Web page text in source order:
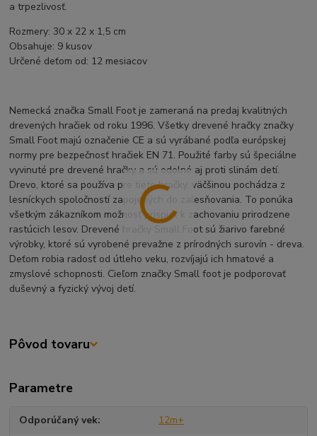
a trpezlivosť.
Rozmery: 30 x 22 x 1,5 cm
Obsahuje: 9 kusov
Určené deťom od: 12 mesiacov
Nemecká značka Small Foot je zameraná na predaj kvalitných
drevených hračiek od roku 1996. Všetky drevené hračky značky
Small Foot majú označenie CE a sú vyrábané podľa európskej
normy pre bezpečnosť hračiek EN 71. Použité farby sú špeciálne
vyvinuté pre drevené hračky a sú odolné aj proti slinám detí.
Drevo, ktoré sa používa pre tieto hračky, väčšinou pochádza z
lesníckych spoločností zapojených do zalesňovania. To ponúka
všetkým zákazníkom možnosť prispieť k zachovaniu prirodzene
rastúcich lesov. Drevené hračky Small Foot sú žiarivo farebné
výrobky, ktoré sú vyrobené prevažne z prírodných surovín - dreva.
Deťom robia radosť od útleho veku, rozvíjajú ich hmatové a
zmyslové schopnosti. Cieľom značky Small foot je podporovať
duševný a fyzický vývoj detí.
Pôvod tovaru
Parametre
Odporúčaný vek 12m+